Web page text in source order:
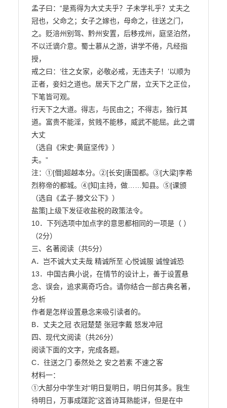
孟子曰：“是焉得为大丈夫乎？子未学礼乎？丈夫之
冠也，父命之；女子之嫁也，母命之，往送之门，
之。贬涪州别驾、黔州安置，后移戎州，庭坚泊然，
不以迁谪介意。蜀士慕从之游，讲学不倦，凡经指
授，
戒之曰：‘往之女家，必敬必戒，无违夫子！’以顺为
正者，妾妇之道也。居天下之广居，立天下之正位，
下笔皆可观。
行天下之大道。得志，与民由之；不得志，独行其
道。富贵不能淫，贫贱不能移，威武不能屈。此之谓
大丈
（选自《宋史·黄庭坚传》）
夫。”
注：①[僭]超越本分。②[长安]唐国都。③[大梁]李希
烈称帝的都城。④[知]主持，做……知县。⑤[课颁
（选自《孟子·滕文公下》）
盐策]上级下发征收盐税的政策法令。
10．下列选项中加点字的意思都相同的一项是（ ）
（2分）
三、名著阅读（共5分）
A．岂不诚大丈夫哉 精诚所至 心悦诚服 诚惶诚恐
13．中国古典小说，在情节的设计上，善于设置悬
念、误会，追求离奇巧合。请你结合一部古典名著，
分析
作者是怎样设置悬念来吸引读者的。
B．丈夫之冠 衣冠楚楚 张冠李戴 怒发冲冠
四、现代文阅读（共26分）
阅读下面的文字，完成各题。
C．往送之门 泰然处之 安之若素 不速之客
材料一：
①大部分中学生对“明日复明日，明日何其多。我生
待明日，万事成蹉跎”这首诗耳熟能详，但是在中